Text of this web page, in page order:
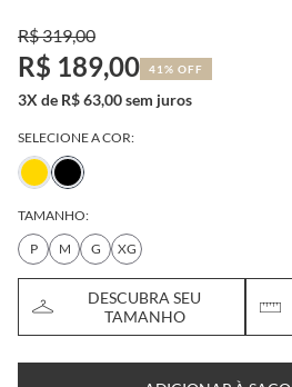
R$ 319,00
R$ 189,00 41% OFF
3X de R$ 63,00 sem juros
SELECIONE A COR:
TAMANHO:
P
M G XG
DESCUBRA SEU
TAMANHO